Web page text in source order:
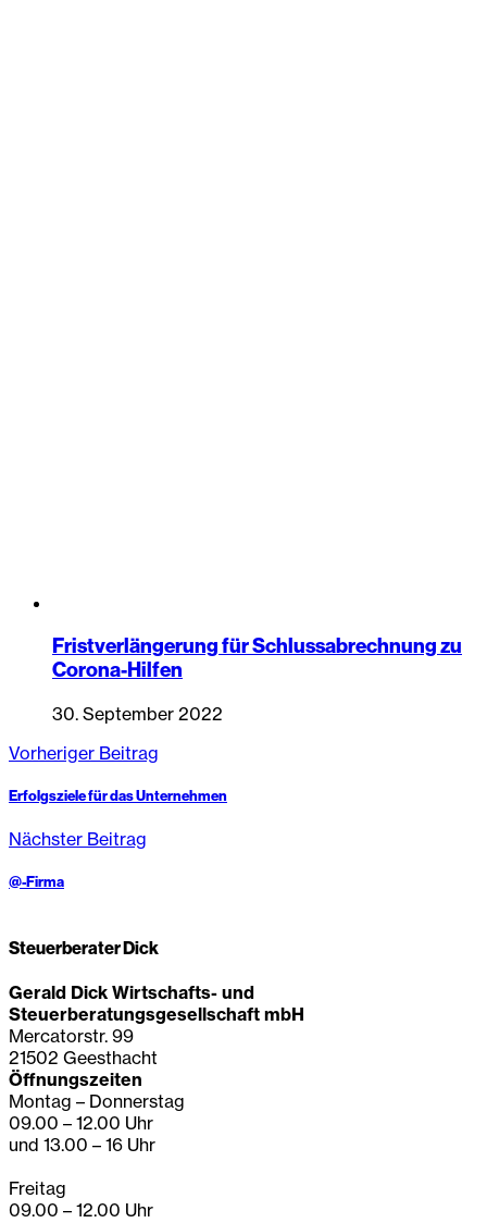
Fristverlängerung für Schlussabrechnung zu
Corona-Hilfen
30. September 2022
Vorheriger Beitrag
Erfolgsziele für das Unternehmen
Nächster Beitrag
@-Firma
Steuerberater Dick
Gerald Dick Wirtschafts- und
Steuerberatungsgesellschaft mbH
Mercatorstr. 99
21502 Geesthacht
Öffnungszeiten
Montag – Donnerstag
09.00 – 12.00 Uhr
und 13.00 – 16 Uhr
Freitag
09.00 – 12.00 Uhr